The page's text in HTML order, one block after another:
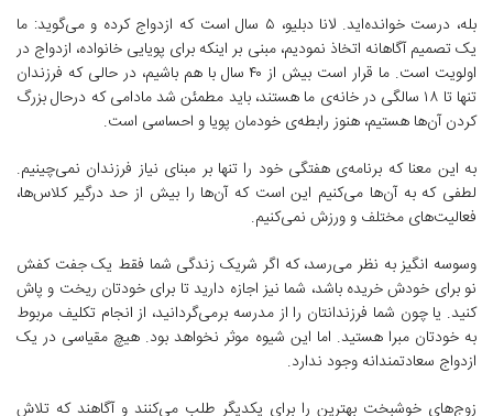
بله، درست خوانده‌اید. لانا دبلیو، ۵ سال است که ازدواج کرده و می‌گوید: ما
یک تصمیم آگاهانه اتخاذ نمودیم، مبنی بر اینکه برای پویایی خانواده، ازدواج در
اولویت است. ما قرار است بیش از ۴۰ سال با هم باشیم، در حالی که فرزندان
تنها تا ۱۸ سالگی در خانه‌ی ما هستند، باید مطمئن شد مادامی که درحال بزرگ
کردن آن‌ها هستیم، هنوز رابطه‌‌ی خودمان پویا و احساسی است.
به این معنا که برنامه‌ی هفتگی خود را تنها بر مبنای نیاز فرزندان نمی‌چینیم.
لطفی که به آن‌ها می‌کنیم این است که آن‌ها را بیش از حد درگیر کلاس‌ها،
فعالیت‌های مختلف و ورزش‌ نمی‌کنیم.
وسوسه انگیز به نظر می‌رسد، که اگر شریک زندگی شما فقط یک جفت کفش
نو برای خودش خریده باشد، شما نیز اجازه دارید تا برای خودتان ریخت و پاش
کنید. یا چون شما فرزندانتان را از مدرسه برمی‌گردانید، از انجام تکلیف مربوط
به خودتان مبرا هستید. اما این شیوه موثر نخواهد بود. هیچ مقیاسی در یک
ازدواج سعادتمندانه وجود ندارد.
زوج‌های خوشبخت بهترین را برای یکدیگر طلب می‌کنند و آگاهند که تلاش